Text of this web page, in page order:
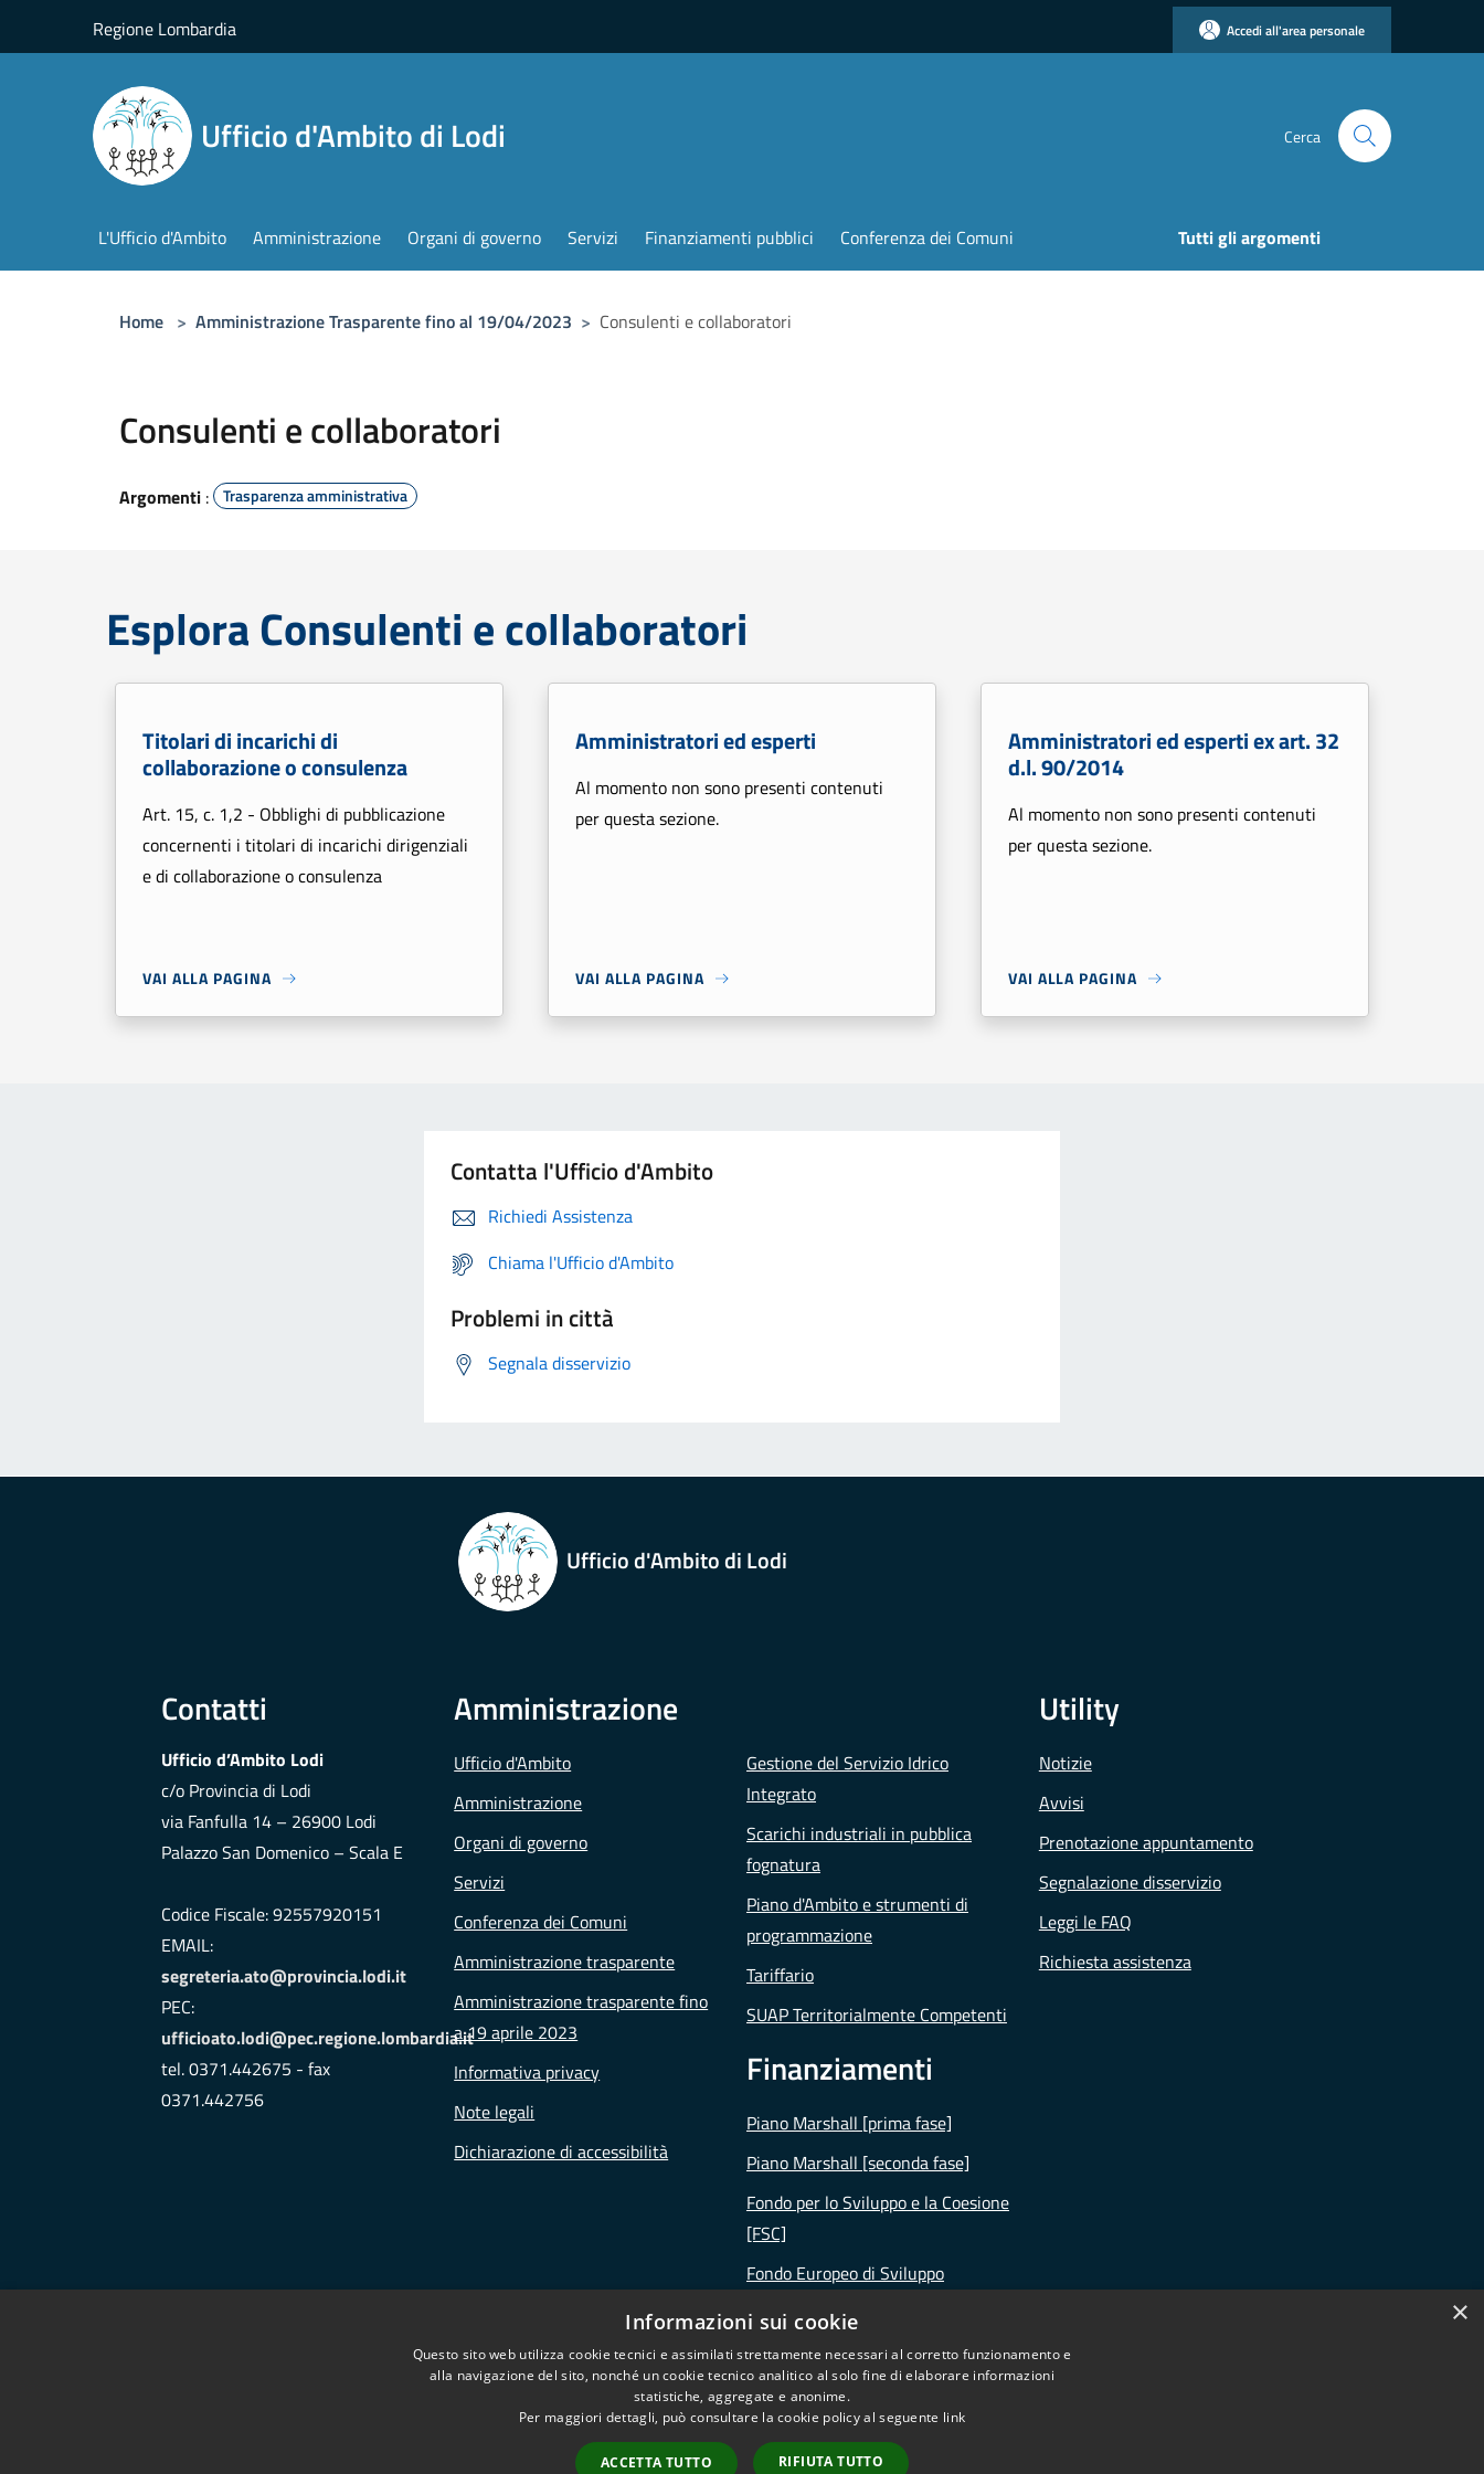
Regione Lombardia Accedi all'area personale
Ufficio d'Ambito di Lodi Cerca
L'Ufficio d'Ambito Amministrazione Organi di governo Servizi Finanziamenti pubblici Conferenza dei Comuni Tutti gli argomenti
Home > Amministrazione Trasparente fino al 19/04/2023 > Consulenti e collaboratori
Consulenti e collaboratori
Argomenti : Trasparenza amministrativa
Esplora Consulenti e collaboratori
Titolari di incarichi di
collaborazione o consulenza
Art. 15, c. 1,2 - Obblighi di pubblicazione
concernenti i titolari di incarichi dirigenziali
e di collaborazione o consulenza
VAI ALLA PAGINA
Amministratori ed esperti
Al momento non sono presenti contenuti
per questa sezione.
VAI ALLA PAGINA
Amministratori ed esperti ex art. 32
d.l. 90/2014
Al momento non sono presenti contenuti
per questa sezione.
VAI ALLA PAGINA
Contatta l'Ufficio d'Ambito
Richiedi Assistenza
Chiama l'Ufficio d'Ambito
Problemi in città
Segnala disservizio
Ufficio d'Ambito di Lodi
Contatti
Ufficio d’Ambito Lodi
c/o Provincia di Lodi
via Fanfulla 14 – 26900 Lodi
Palazzo San Domenico – Scala E
Codice Fiscale: 92557920151
EMAIL:
segreteria.ato@provincia.lodi.it
PEC:
ufficioato.lodi@pec.regione.lombardia.it
tel. 0371.442675 - fax
0371.442756
Amministrazione
Ufficio d'Ambito
Amministrazione
Organi di governo
Servizi
Conferenza dei Comuni
Amministrazione trasparente
Amministrazione trasparente fino
a 19 aprile 2023
Informativa privacy
Note legali
Dichiarazione di accessibilità
Gestione del Servizio Idrico
Integrato
Scarichi industriali in pubblica
fognatura
Piano d'Ambito e strumenti di
programmazione
Tariffario
SUAP Territorialmente Competenti
Finanziamenti
Piano Marshall [prima fase]
Piano Marshall [seconda fase]
Fondo per lo Sviluppo e la Coesione
[FSC]
Fondo Europeo di Sviluppo
Piano Nazionale di Ripresa e
Resilienza [PNRR]
Utility
Notizie
Avvisi
Prenotazione appuntamento
Segnalazione disservizio
Leggi le FAQ
Richiesta assistenza
×
Informazioni sui cookie
Questo sito web utilizza cookie tecnici e assimilati strettamente necessari al corretto funzionamento e
alla navigazione del sito, nonché un cookie tecnico analitico al solo fine di elaborare informazioni
statistiche, aggregate e anonime.
Per maggiori dettagli, può consultare la cookie policy al seguente link
ACCETTA TUTTO RIFIUTA TUTTO